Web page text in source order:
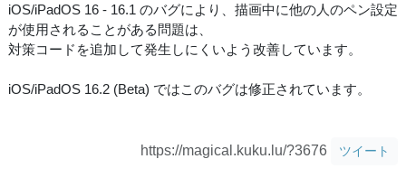
iOS/iPadOS 16 - 16.1 のバグにより、描画中に他の人のペン設定
が使用されることがある問題は、
対策コードを追加して発生しにくいよう改善しています。
iOS/iPadOS 16.2 (Beta) ではこのバグは修正されています。
https://magical.kuku.lu/?3676 ツイート